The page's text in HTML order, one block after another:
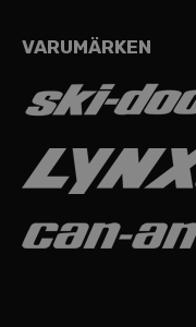
VARUMÄRKEN